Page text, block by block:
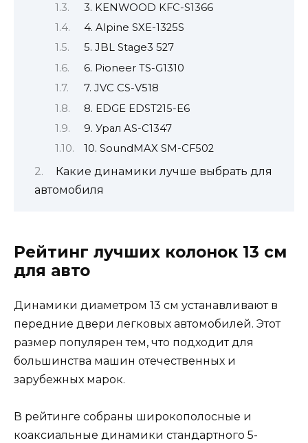
3. KENWOOD KFC-S1366
4. Alpine SXE-1325S
5. JBL Stage3 527
6. Pioneer TS-G1310
7. JVC CS-V518
8. EDGE EDST215-E6
9. Урал AS-C1347
10. SoundMAX SM-CF502
Какие динамики лучше выбрать для
автомобиля
Рейтинг лучших колонок 13 см
для авто
Динамики диаметром 13 см устанавливают в
передние двери легковых автомобилей. Этот
размер популярен тем, что подходит для
большинства машин отечественных и
зарубежных марок.
В рейтинге собраны широкополосные и
коаксиальные динамики стандартного 5-